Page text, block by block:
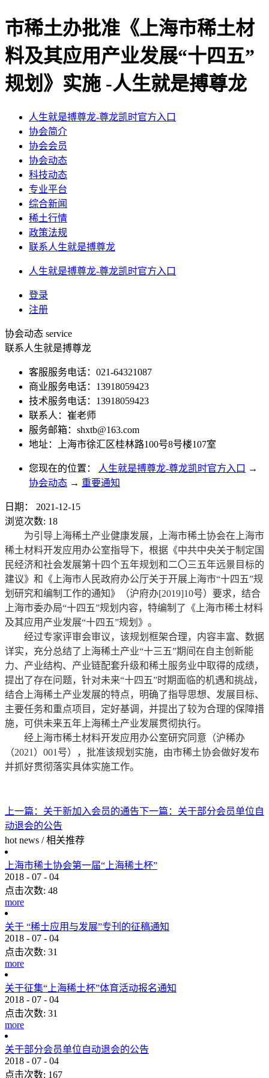
市稀土办批准《上海市稀土材
料及其应用产业发展“十四五”
规划》实施 -人生就是搏尊龙
人生就是搏尊龙-尊龙凯时官方入口
协会简介
协会会员
协会动态
科技动态
专业平台
综合新闻
稀土行情
政策法规
联系人生就是搏尊龙
人生就是搏尊龙-尊龙凯时官方入口
登录
注册
协会动态 service
联系人生就是搏尊龙
客服服务电话：021-64321087
商业服务电话：13918059423
技术服务电话：13918059423
联系人：崔老师
服务邮箱： shxtb@163.com
地址：上海市徐汇区桂林路100号8号楼107室
您现在的位置： 人生就是搏尊龙-尊龙凯时官方入口 →
协会动态 → 重要通知
日期：
2021-12-15
浏览次数: 18
为引导上海稀土产业健康发展，上海市稀土协会在上海市
稀土材料开发应用办公室指导下，根据《中共中央关于制定国
民经济和社会发展第十四个五年规划和二〇三五年远景目标的
建议》和《上海市人民政府办公厅关于开展上海市“十四五”规
划研究和编制工作的通知》（沪府办[2019]10号）要求，结合
上海市委办局“十四五”规划内容，特编制了《上海市稀土材料
及其应用产业发展“十四五”规划》。
经过专家评审会审议，该规划框架合理，内容丰富、数据
详实，充分总结了上海稀土产业“十三五”期间在自主创新能
力、产业结构、产业链配套升级和稀土服务业中取得的成绩，
提出了存在问题，针对未来“十四五”时期面临的机遇和挑战，
结合上海稀土产业发展的特点，明确了指导思想、发展目标、
主要任务和重点项目，定好基调，并提出了较为合理的保障措
施，可供未来五年上海稀土产业发展贯彻执行。
经上海市稀土材料开发应用办公室研究同意（沪稀办
（2021）001号），批准该规划实施，由市稀土协会做好发布
并抓好贯彻落实具体实施工作。
上一篇： 关于新加入会员的通告下一篇： 关于部分会员单位自
动退会的公告
hot news / 相关推荐
上海市稀土协会第一届“上海稀土杯”
2018 - 07 - 04
点击次数: 48
more
关于 “稀土应用与发展”专刊的征稿通知
2018 - 07 - 04
点击次数: 31
more
关于征集“上海稀土杯”体育活动报名通知
2018 - 07 - 04
点击次数: 31
more
关于部分会员单位自动退会的公告
2018 - 07 - 04
点击次数: 167